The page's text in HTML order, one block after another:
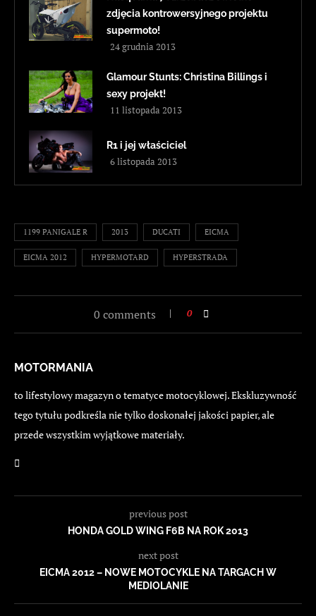
zdjęcia kontrowersyjnego projektu
supermoto!
24 grudnia 2013
Glamour Stunts: Christina Billings i
sexy projekt!
11 listopada 2013
R1 i jej właściciel
6 listopada 2013
1199 PANIGALE R 2013 DUCATI EICMA
EICMA 2012 HYPERMOTARD HYPERSTRADA
0 comments 0
MOTORMANIA
to lifestylowy magazyn o tematyce motocyklowej. Ekskluzywność
tego tytułu podkreśla nie tylko doskonałej jakości papier, ale
przede wszystkim wyjątkowe materiały.
previous post
HONDA GOLD WING F6B NA ROK 2013
next post
EICMA 2012 – NOWE MOTOCYKLE NA TARGACH W
MEDIOLANIE